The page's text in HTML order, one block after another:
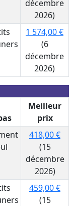
décembre
2026)
1 574,00 €
(6
décembre
2026)
Meilleur
prix
418,00 €
(15
décembre
2026)
459,00 €
(15